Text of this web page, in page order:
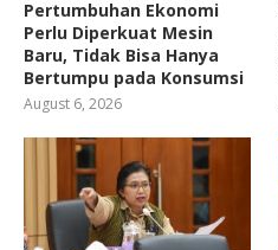
Pertumbuhan Ekonomi
Perlu Diperkuat Mesin
Baru, Tidak Bisa Hanya
Bertumpu pada Konsumsi
August 6, 2026